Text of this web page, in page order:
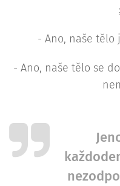
- Ano, naše tělo
- Ano, naše tělo se